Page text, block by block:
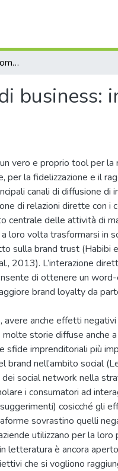
<<I>> social network come strumento di business: impatto su consumatori e brand management
business:
vero e proprio tool per la
per la fidelizzazione e il
canali di diffusione di
di relazioni dirette con i
centrale delle attività di
loro volta trasformarsi in
sulla brand trust (Habibi
2013). L’interazione
di ottenere un
brand loyalty da
anche effetti negativi
storie diffuse anche
sfide imprenditoriali più
nell’ambito social
social network nella
i consumatori ad
cosicché gli
sovrastino quelli
utilizzano per la loro
letteratura è ancora
che si vogliono